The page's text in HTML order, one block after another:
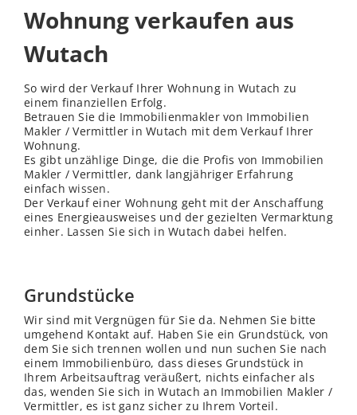
Wohnung verkaufen aus
Wutach
So wird der Verkauf Ihrer Wohnung in Wutach zu
einem finanziellen Erfolg.
Betrauen Sie die Immobilienmakler von Immobilien
Makler / Vermittler in Wutach mit dem Verkauf Ihrer
Wohnung.
Es gibt unzählige Dinge, die die Profis von Immobilien
Makler / Vermittler, dank langjähriger Erfahrung
einfachwissen.
Der Verkauf einer Wohnung geht mit der Anschaffung
eines Energieausweises und der gezielten Vermarktung
einher. Lassen Sie sich in Wutach dabei helfen.
Grundstücke
Wir sind mit Vergnügen für Sie da. Nehmen Sie bitte
umgehend Kontakt auf. Haben Sie ein Grundstück, von
dem Sie sich trennen wollen und nun suchen Sie nach
einem Immobilienbüro, dass dieses Grundstück in
Ihrem Arbeitsauftrag veräußert, nichts einfacher als
das, wenden Sie sich in Wutach an Immobilien Makler /
Vermittler, es ist ganz sicher zu Ihrem Vorteil.